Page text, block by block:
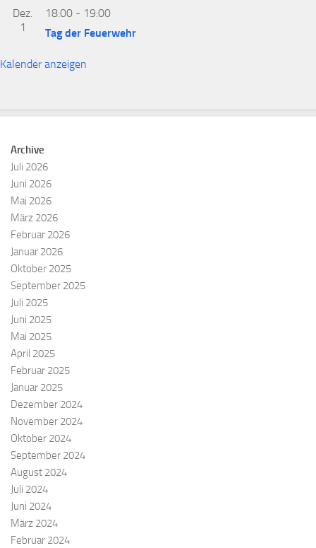
Dez.
1
18:00 - 19:00
Tag der Feuerwehr
Kalender anzeigen
Archive
Juli 2026
Juni 2026
Mai 2026
März 2026
Februar 2026
Januar 2026
Oktober 2025
September 2025
Juli 2025
Juni 2025
Mai 2025
April 2025
Februar 2025
Januar 2025
Dezember 2024
November 2024
Oktober 2024
September 2024
August 2024
Juli 2024
Juni 2024
März 2024
Februar 2024